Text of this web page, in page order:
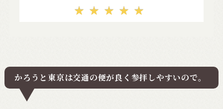
★★★★★
かろうと東京は交通の便が良く参拝しやすいので。